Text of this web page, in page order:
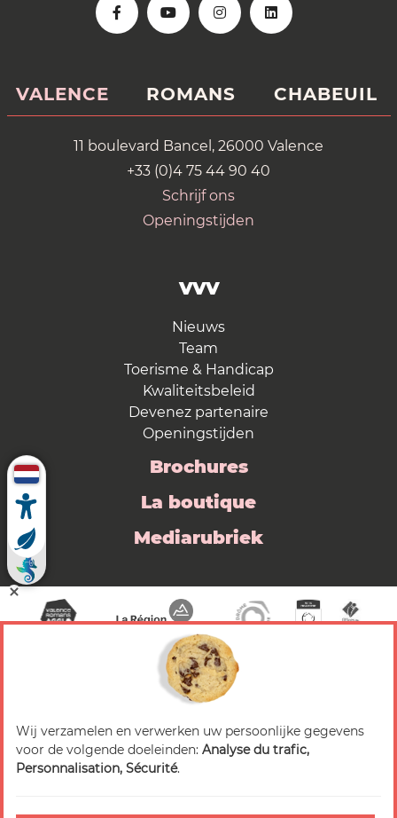
VALENCE ROMANS CHABEUIL
11 boulevard Bancel, 26000 Valence
+33 (0)4 75 44 90 40
Schrijf ons
Openingstijden
VVV
Nieuws
Team
Toerisme & Handicap
Kwaliteitsbeleid
Devenez partenaire
Openingstijden
Brochures
La boutique
Mediarubriek
© 2026 Valence Romans Tourisme — Alle rechten
voorbehouden
Wij verzamelen en verwerken uw persoonlijke gegevens
voor de volgende doeleinden: Analyse du trafic,
Personnalisation, Sécurité.